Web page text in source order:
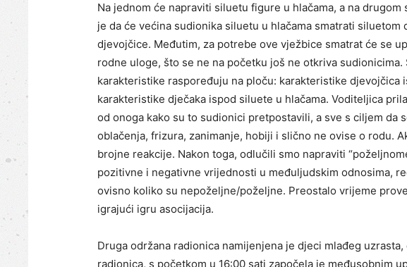
Na jednom će napraviti siluetu figure u hlačama, a na
je da će većina sudionika siluetu u hlačama smatrati
djevojčice. Međutim, za potrebe ove vježbice smatrat će se
rodne uloge, što se ne na početku još ne otkriva
karakteristike raspoređuju na ploču: karakteristike djevojčica
karakteristike dječaka ispod siluete u hlačama. Voditeljica
od onoga kako su to sudionici pretpostavili, a sve s ciljem da
oblačenja, frizura, zanimanje, hobiji i slično ne ovise o rodu.
brojne reakcije. Nakon toga, odlučili smo napraviti
pozitivne i negativne vrijednosti u međuljudskim odnosima,
ovisno koliko su nepoželjne/poželjne. Preostalo vrijeme
igrajući igru asocijacija.
Druga održana radionica namijenjena je djeci mlađeg
radionica, s početkom u 16:00 sati započela je međusobnim